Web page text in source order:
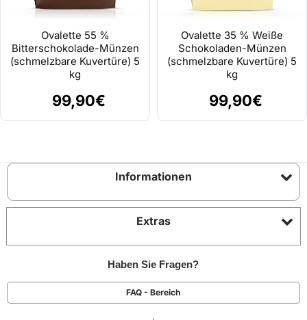
Ovalette 55 %
Bitterschokolade-Münzen
(schmelzbare Kuvertüre) 5
kg
99,90€
Ovalette 35 % Weiße
Schokoladen-Münzen
(schmelzbare Kuvertüre) 5
kg
99,90€
Informationen
Extras
Haben Sie Fragen?
FAQ - Bereich